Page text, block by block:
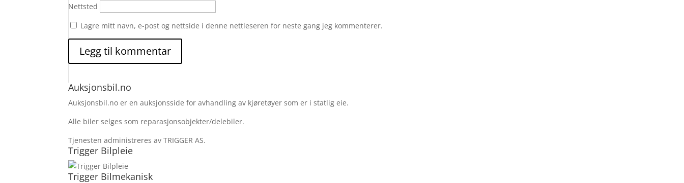
Nettsted
Lagre mitt navn, e-post og nettside i denne nettleseren for neste gang jeg kommenterer.
Auksjonsbil.no
Auksjonsbil.no er en auksjonsside for avhandling av kjøretøyer som er i statlig eie.
Alle biler selges som reparasjonsobjekter/delebiler.
Tjenesten administreres av TRIGGER AS.
Trigger Bilpleie
Trigger Bilmekanisk